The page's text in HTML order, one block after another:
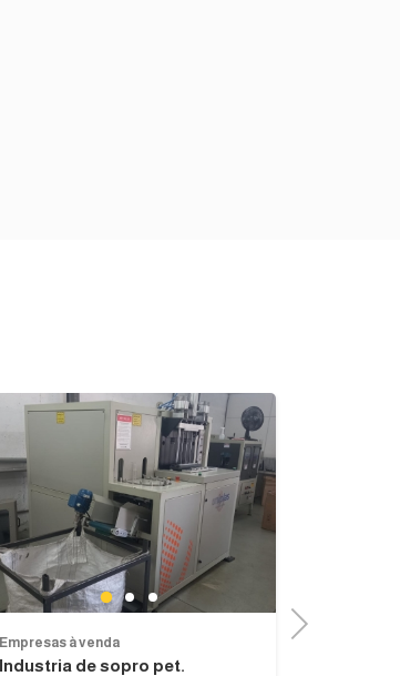
1 2 3
Empresas à venda
Industria de sopro pet.
Previous
Next